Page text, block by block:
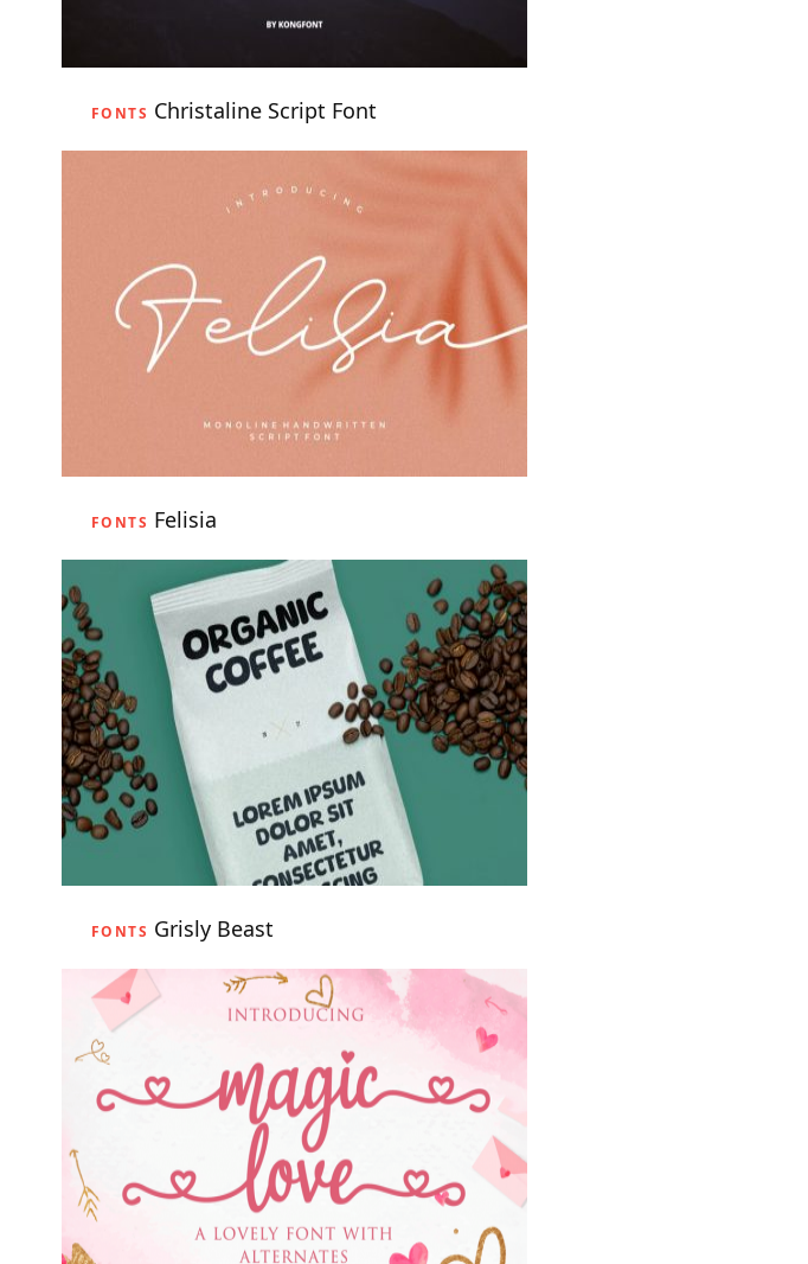
FONTS Christaline Script Font
FONTS Felisia
FONTS Grisly Beast